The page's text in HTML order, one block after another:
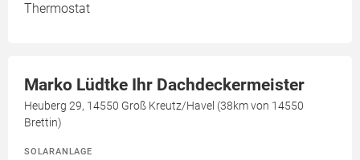
Thermostat
Marko Lüdtke Ihr Dachdeckermeister
Heuberg 29, 14550 Groß Kreutz/Havel (38km von 14550
Brettin)
SOLARANLAGE